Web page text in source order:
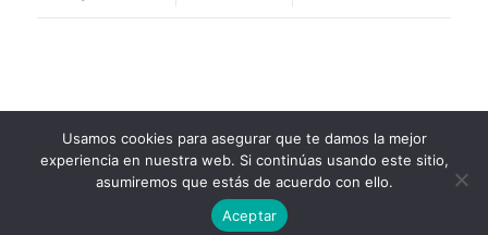
©Copyright [2023] - TecnoMur Sistemas, Informática y
Usamos cookies para asegurar que te damos la mejor
experiencia en nuestra web. Si continúas usando este sitio,
asumiremos que estás de acuerdo con ello.
Aceptar